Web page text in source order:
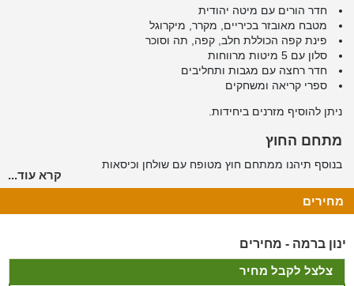
חדר הורים עם מיטה יהודית
מטבח מאובזר בכיריים, מקרר, מיקרוגל
פינת קפה הכוללת חלב, קפה, תה וסוכר
סלון עם 5 מיטות מרווחות
חדר רחצה עם מגבות ותחליבים
ספרי קריאה ומשחקים
ניתן להוסיף מזרנים ביחידות.
מתחם החוץ
בנוסף תיהנו ממתחם חוץ מטופח עם שולחן וכיסאות
טוב לדעת
* פלטת שבת, מיחם למים חמים, שעון שבת, מיטה יהודית, כיור כפול
*ניתן להזמין בתיאום מראש ובתוספת תשלום ארוחות קייטרינג
ורפלקסולוגיה לנשים.
קרא עוד...
מחירים
ינון ברמה - מחירים
צלצל לקבל מחיר